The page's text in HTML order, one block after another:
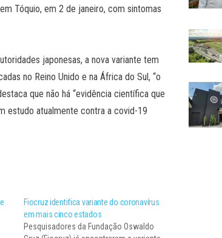
Tóquio, em 2 de janeiro, com sintomas
japonesas, a nova variante tem
no Reino Unido e na África do Sul, “o
que não há “evidência científica que
estudo atualmente contra a covid-19
Fiocruz identifica variante do coronavírus
em mais cinco estados
Pesquisadores da Fundação Oswaldo